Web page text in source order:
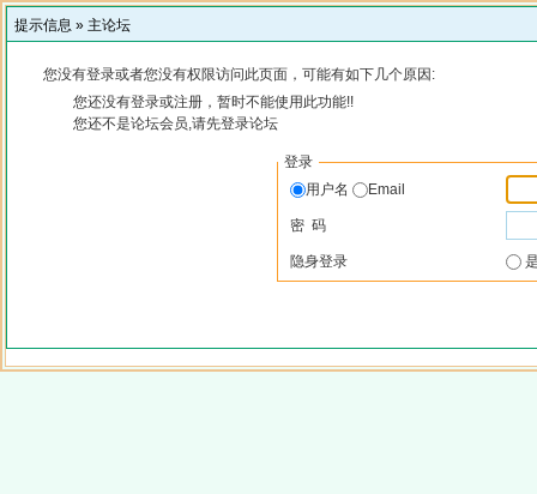
提示信息 » 主论坛
您没有登录或者您没有权限访问此页面，可能有如下几个原因:
您还没有登录或注册，暂时不能使用此功能!!
您还不是论坛会员,请先登录论坛
登录
用户名
Email
密 码
隐身登录